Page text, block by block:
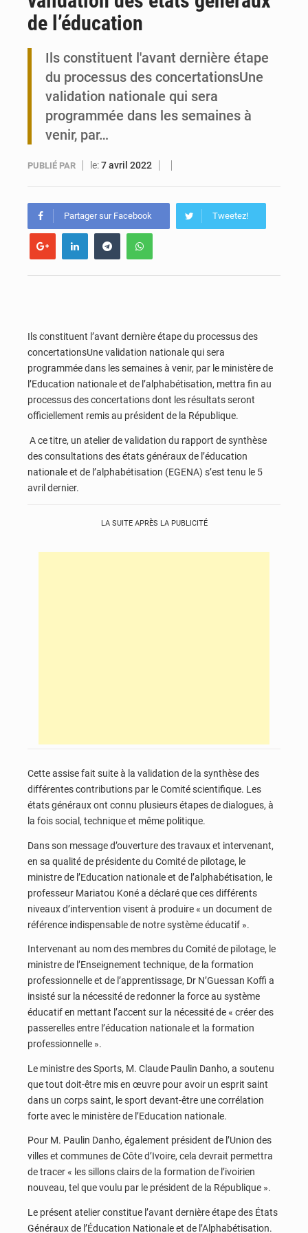
Victoire Dogbé prône l’engagement politique des femmes à Kigali
de l’éducation
Ils constituent l'avant dernière étape
du processus des concertationsUne
validation nationale qui sera
programmée dans les semaines à
venir, par…
PUBLIÉ PAR le:7 avril 2022
Partager sur Facebook Tweetez!
Ils constituent l’avant dernière étape du processus des
concertationsUne validation nationale qui sera
programmée dans les semaines à venir, par le ministère de
l’Education nationale et de l’alphabétisation, mettra fin au
processus des concertations dont les résultats seront
officiellement remis au président de la République.
A ce titre, un atelier de validation du rapport de synthèse
des consultations des états généraux de l’éducation
nationale et de l’alphabétisation (EGENA) s’est tenu le 5
avril dernier.
LA SUITE APRÈS LA PUBLICITÉ
Cette assise fait suite à la validation de la synthèse des
différentes contributions par le Comité scientifique. Les
états généraux ont connu plusieurs étapes de dialogues, à
la fois social, technique et même politique.
Dans son message d’ouverture des travaux et intervenant,
en sa qualité de présidente du Comité de pilotage, le
ministre de l’Education nationale et de l’alphabétisation, le
professeur Mariatou Koné a déclaré que ces différents
niveaux d’intervention visent à produire « un document de
référence indispensable de notre système éducatif ».
Intervenant au nom des membres du Comité de pilotage, le
ministre de l’Enseignement technique, de la formation
professionnelle et de l’apprentissage, Dr N’Guessan Koffi a
insisté sur la nécessité de redonner la force au système
éducatif en mettant l’accent sur la nécessité de « créer des
passerelles entre l’éducation nationale et la formation
professionnelle ».
Le ministre des Sports, M. Claude Paulin Danho, a soutenu
que tout doit-être mis en œuvre pour avoir un esprit saint
dans un corps saint, le sport devant-être une corrélation
forte avec le ministère de l’Education nationale.
Pour M. Paulin Danho, également président de l’Union des
villes et communes de Côte d’Ivoire, cela devrait permettra
de tracer « les sillons clairs de la formation de l’ivoirien
nouveau, tel que voulu par le président de la République ».
Le présent atelier constitue l’avant dernière étape des États
Généraux de l’Éducation Nationale et de l’Alphabétisation.